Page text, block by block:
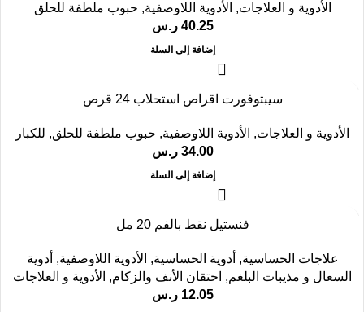
الأدوية و العلاجات, الأدوية اللاوصفية, حبوب ملطفة للحلق
40.25 ر.س
إضافة إلى السلة
سيبتوفورت اقراص استحلاب 24 قرص
الأدوية و العلاجات, الأدوية اللاوصفية, حبوب ملطفة للحلق, للكبار
34.00 ر.س
إضافة إلى السلة
فنستيل نقط بالفم 20 مل
علاجات الحساسية, أدوية الحساسية, الأدوية اللاوصفية, أدوية
السعال و مذيبات البلغم, احتقان الأنف والزكام, الأدوية و العلاجات
12.05 ر.س